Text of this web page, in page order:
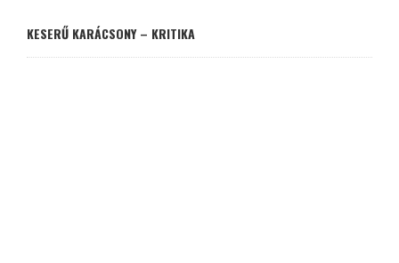
KESERŰ KARÁCSONY – KRITIKA